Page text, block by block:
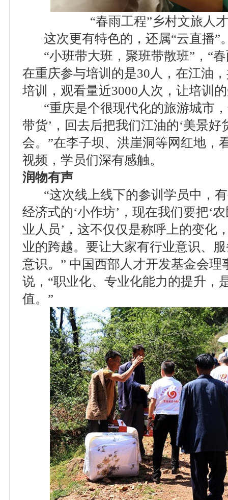
“春雨工程”乡村文旅人
这次更有特色的，还属“云直播”
“小班带大班，聚班带散班”，“春
在重庆参与培训的是30人，在江油
培训，观看量近3000人次，让培训
“重庆是个很现代化的旅游城市，
带货’，回去后把我们江油的‘美景好
会。”在李子坝、洪崖洞等网红地，
视频，学员们深有感触。
润物有声
“这次线上线下的参训学员中，有
经济式的‘小作坊’，现在我们要把‘
业人员’，这不仅仅是称呼上的变化
业的跨越。要让大家有行业意识、
意识。” 中国西部人才开发基金会理
说，“职业化、专业化能力的提升，
值。”